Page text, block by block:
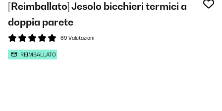
[Reimballato] Jesolo bicchieri termici a
doppia parete
69 Valutazioni
REIMBALLATO